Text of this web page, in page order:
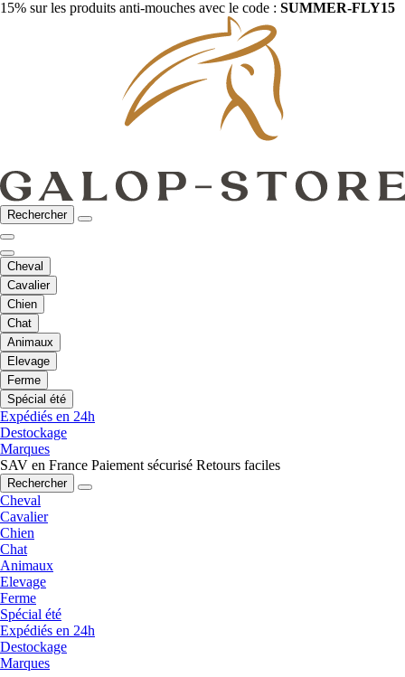
15% sur les produits anti-mouches avec le code : SUMMER-FLY15
Rechercher
Cheval
Cavalier
Chien
Chat
Animaux
Elevage
Ferme
Spécial été
Expédiés en 24h
Destockage
Marques
SAV en France Paiement sécurisé Retours faciles
Rechercher
Cheval
Cavalier
Chien
Chat
Animaux
Elevage
Ferme
Spécial été
Expédiés en 24h
Destockage
Marques